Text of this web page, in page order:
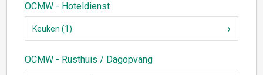
OCMW - Hoteldienst
Keuken (1)
OCMW - Rusthuis / Dagopvang